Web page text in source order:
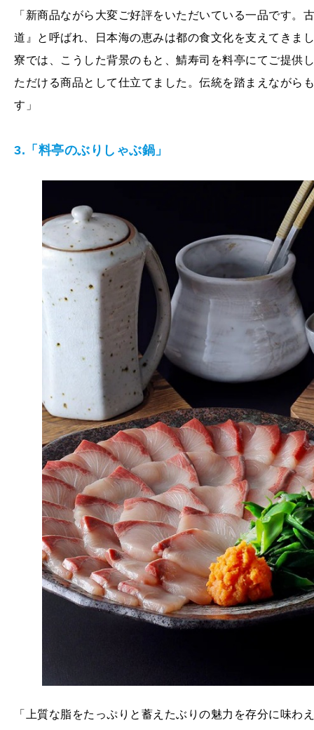
「新商品ながら大変ご好評をいただいている一品です
道』と呼ばれ、日本海の恵みは都の食文化を支えてきま
寮では、こうした背景のもと、鯖寿司を料亭にてご提供
ただける商品として仕立てました。伝統を踏まえながら
す」
3.「料亭のぶりしゃぶ鍋」
「上質な脂をたっぷりと蓄えたぶりの魅力を存分に味